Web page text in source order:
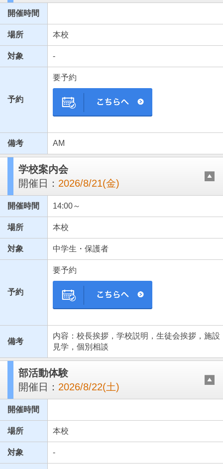
最近見た学校
東京都立王子総合高等学校
ブックマークした学校
ブックマークした学校はありません
開催時間
場所 本校
対象 -
予約
要予約
備考 AM
学校案内会
開催日： 2026/8/21(金)
開催時間 14:00～
場所 本校
対象 中学生・保護者
予約
要予約
備考
内容：校長挨拶，学校説明，生徒会挨拶，施設
見学，個別相談
部活動体験
開催日： 2026/8/22(土)
開催時間
場所 本校
対象 -